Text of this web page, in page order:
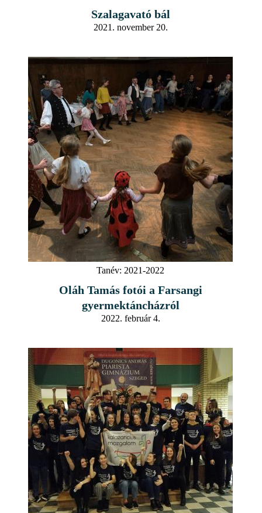
Szalagavató bál
2021. november 20.
Tanév: 2021-2022
Oláh Tamás fotói a Farsangi
gyermektáncházról
2022. február 4.